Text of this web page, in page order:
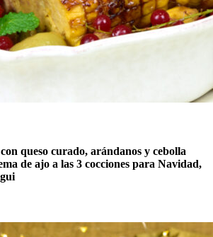
queso curado, arándanos y cebolla
de ajo a las 3 cocciones para Navidad,